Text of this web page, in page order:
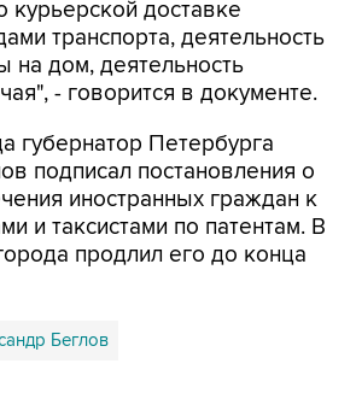
курьерской доставке
транспорта, деятельность
на дом, деятельность
- говорится в документе.
губернатор Петербурга
подписал постановления о
иностранных граждан к
и таксистами по патентам. В
продлил его до конца
Беглов